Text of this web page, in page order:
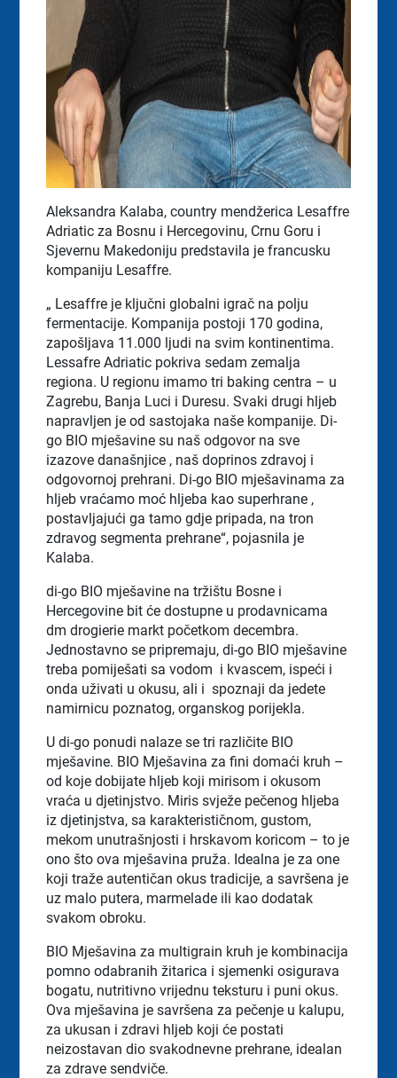
Aleksandra Kalaba, country mendžerica Lesaffre
Adriatic za Bosnu i Hercegovinu, Crnu Goru i
Sjevernu Makedoniju predstavila je francusku
kompaniju Lesaffre.
„ Lesaffre je ključni globalni igrač na polju
fermentacije. Kompanija postoji 170 godina,
zapošljava 11.000 ljudi na svim kontinentima.
Lessafre Adriatic pokriva sedam zemalja
regiona. U regionu imamo tri baking centra – u
Zagrebu, Banja Luci i Duresu. Svaki drugi hljeb
napravljen je od sastojaka naše kompanije. Di-
go BIO mješavine su naš odgovor na sve
izazove današnjice , naš doprinos zdravoj i
odgovornoj prehrani. Di-go BIO mješavinama za
hljeb vraćamo moć hljeba kao superhrane ,
postavljajući ga tamo gdje pripada, na tron
zdravog segmenta prehrane“, pojasnila je
Kalaba.
di-go BIO mješavine na tržištu Bosne i
Hercegovine bit će dostupne u prodavnicama
dm drogierie markt početkom decembra.
Jednostavno se pripremaju, di-go BIO mješavine
treba pomiješati sa vodom i kvascem, ispeći i
onda uživati u okusu, ali i spoznaji da jedete
namirnicu poznatog, organskog porijekla.
U di-go ponudi nalaze se tri različite BIO
mješavine. BIO Mješavina za fini domaći kruh –
od koje dobijate hljeb koji mirisom i okusom
vraća u djetinjstvo. Miris svježe pečenog hljeba
iz djetinjstva, sa karakterističnom, gustom,
mekom unutrašnjosti i hrskavom koricom – to je
ono što ova mješavina pruža. Idealna je za one
koji traže autentičan okus tradicije, a savršena je
uz malo putera, marmelade ili kao dodatak
svakom obroku.
BIO Mješavina za multigrain kruh je kombinacija
pomno odabranih žitarica i sjemenki osigurava
bogatu, nutritivno vrijednu teksturu i puni okus.
Ova mješavina je savršena za pečenje u kalupu,
za ukusan i zdravi hljeb koji će postati
neizostavan dio svakodnevne prehrane, idealan
za zdrave sendviče.